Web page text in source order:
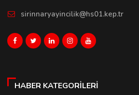
sirinnaryayincilik@hs01.kep.tr
HABER KATEGORILERI